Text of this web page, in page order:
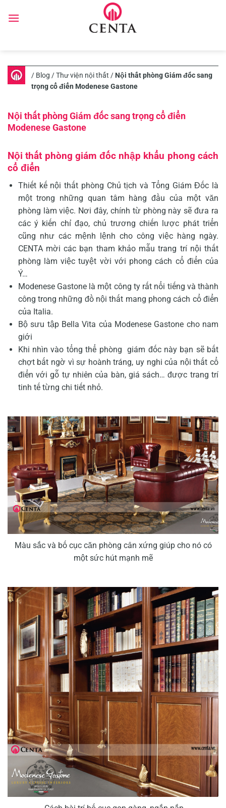
/ Blog /Thư viện nội thất / Nội thất phòng Giám đốc sang
trọng cổ điển Modenese Gastone
Nội thất phòng Giám đốc sang trọng cổ điển
Modenese Gastone
Nội thất phòng giám đốc nhập khẩu phong cách
cổ điển
Thiết kế nội thất phòng Chủ tịch và Tổng Giám Đốc là
một trong những quan tâm hàng đầu của một văn
phòng làm việc. Nơi đây, chính từ phòng này sẽ đưa ra
các ý kiến chỉ đạo, chủ trương chiến lược phát triển
cũng như các mệnh lệnh cho công việc hàng ngày.
CENTA mời các bạn tham khảo mẫu trang trí nội thất
phòng làm việc tuyệt vời với phong cách cổ điển của
Ý…
Modenese Gastone là một công ty rất nổi tiếng và thành
công trong những đồ nội thất mang phong cách cổ điển
của Italia.
Bộ sưu tập Bella Vita của Modenese Gastone cho nam
giới
Khi nhìn vào tổng thể phòng giám đốc này bạn sẽ bất
chợt bất ngờ vì sự hoành tráng, uy nghi của nội thất cổ
điển với gỗ tự nhiên của bàn, giá sách… được trang trí
tinh tế từng chi tiết nhỏ.
Màu sắc và bố cục căn phòng cân xứng giúp cho nó có
một sức hút mạnh mẽ